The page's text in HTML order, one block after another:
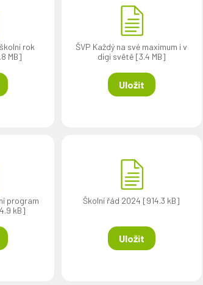
rok
MB]
ŠVP Každý na své maximum i v
digi světě [3.4 MB]
Uložit
program
kB]
Školní řád 2024 [914.3 kB]
Uložit